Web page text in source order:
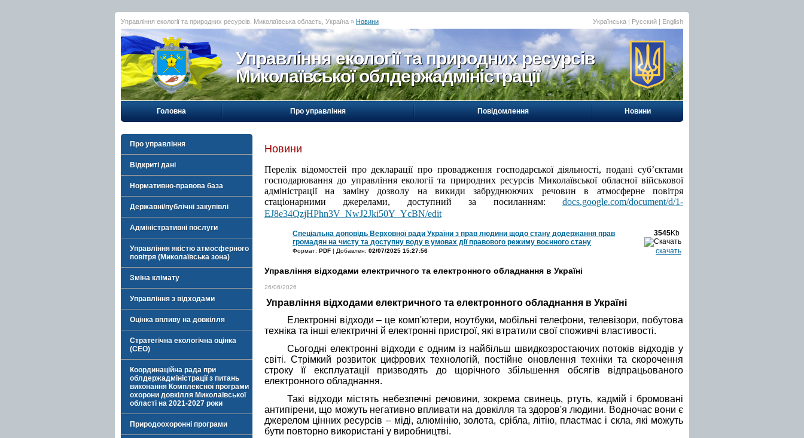
Управління екології та природних ресурсів. Миколаївська область, Україна » Новини Українська | Русский | English
Управління екології та природних ресурсів
Миколаївської облдержадміністрації
Головна Про управління Повідомлення Новини
Про управління
Відкриті дані
Нормативно-правова база
Державні/публічні закупівлі
Адміністративні послуги
Управління якістю атмосферного
повітря (Миколаївська зона)
Зміна клімату
Управління з відходами
Оцінка впливу на довкілля
Стратегічна екологічна оцінка
(СЕО)
Координаційна рада при
облдержадміністрації з питань
виконання Комплексної програми
охорони довкілля Миколаївської
області на 2021-2027 роки
Природоохоронні програми
Новини
Перелік відомостей про декларації про провадження господарської діяльності, подані суб’єктами
господарювання до управління екології та природних ресурсів Миколаївської обласної військової
адміністрації на заміну дозволу на викиди забруднюючих речовин в атмосферне повітря
стаціонарними джерелами, доступний за посиланням: docs.google.com/document/d/1-
EJ8e34QzjHPhn3V_NwJ2Jki50Y_YcBN/edit
Спеціальна доповідь Верховної ради України з прав людини щодо стану додержання прав
громадян на чисту та доступну воду в умовах дії правового режиму воєнного стану
Формат: PDF | Добавлен: 02/07/2025 15:27:56
3545Kb
скачать
Управління відходами електричного та електронного обладнання в Україні
26/06/2026
Управління відходами електричного та електронного обладнання в Україні
Електронні відходи – це комп'ютери, ноутбуки, мобільні телефони, телевізори, побутова
техніка та інші електричні й електронні пристрої, які втратили свої споживчі властивості.
Сьогодні електронні відходи є одним із найбільш швидкозростаючих потоків відходів у
світі. Стрімкий розвиток цифрових технологій, постійне оновлення техніки та скорочення
строку її експлуатації призводять до щорічного збільшення обсягів відпрацьованого
електронного обладнання.
Такі відходи містять небезпечні речовини, зокрема свинець, ртуть, кадмій і бромовані
антипірени, що можуть негативно впливати на довкілля та здоров'я людини. Водночас вони є
джерелом цінних ресурсів – міді, алюмінію, золота, срібла, літію, пластмас і скла, які можуть
бути повторно використані у виробництві.